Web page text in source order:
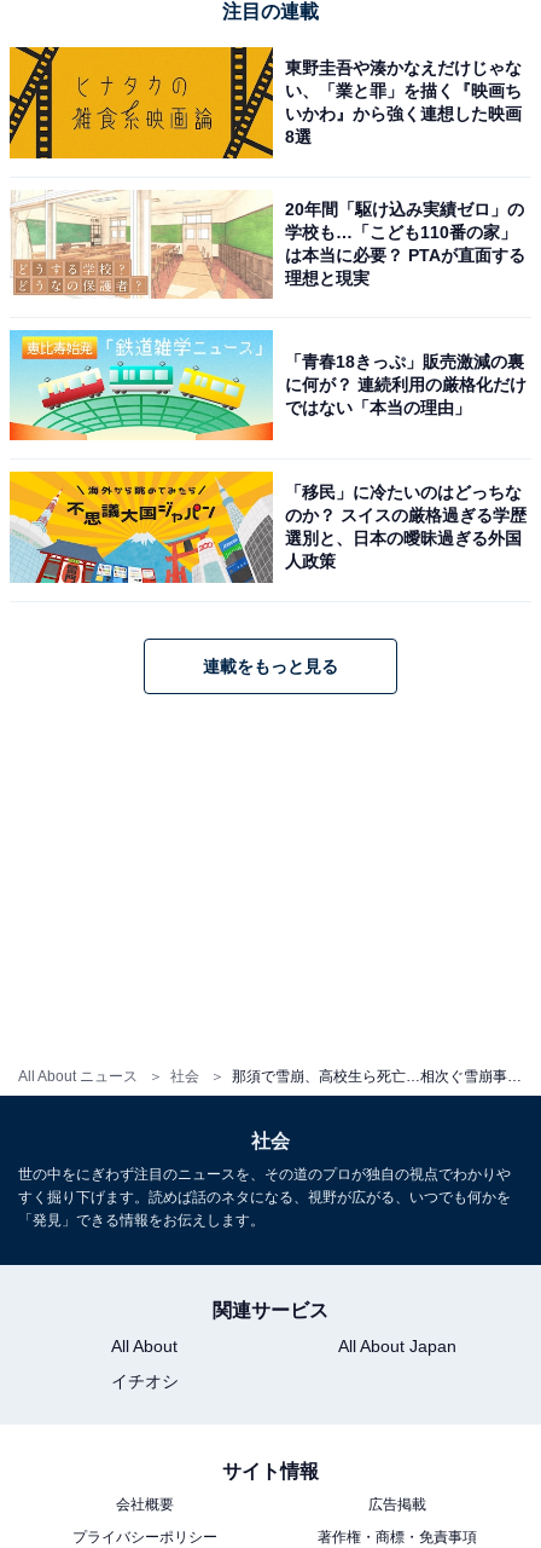
All About ニュース 社会
スキー場で雪崩事故は発生するものなのか
とっては常識的なことだが、こうした知識がないスキー
ヤーやスノーボーダーが被害に遭いやすいのだという。
はほとんど可能性がなく（ゼロではない）、ゲレンデ内
での雪崩事故は滑走禁止エリアに指定されたところを越
えたところで発生しているという。近年、バックカント
止区域や危険エリアに指定された場所で行う人が後を絶
たないことは問題だと和田氏は指摘している。
と
無圧雪エリア（パウダーゾーン）に入る場合は、出来れ
ばプロの地元ガイドをつけて滑ること
最も安全なのは無圧雪エリア（パウダーゾーン）などに
近づかないこと
雪庇（せっぴ・雪の張り出し）は雪崩の前兆となるの
注目の連載
東野圭吾や湊かなえだけじゃな
い、「業と罪」を描く『映画ち
いかわ』から強く連想した映画
8選
20年間「駆け込み実績ゼロ」の
学校も…「こども110番の家」
は本当に必要？ PTAが直面する
理想と現実
「青春18きっぷ」販売激減の裏
に何が？ 連続利用の厳格化だけ
ではない「本当の理由」
「移民」に冷たいのはどっちな
のか？ スイスの厳格過ぎる学歴
選別と、日本の曖昧過ぎる外国
人政策
連載をもっと見る
社会
世の中をにぎわず注目のニュースを、その道のプロが独自の視点でわかりや
すく掘り下げます。読めば話のネタになる、視野が広がる、いつでも何かを
「発見」できる情報をお伝えします。
関連サービス
All About
All About Japan
イチオシ
サイト情報
会社概要
広告掲載
プライバシーポリシー
著作権・商標・免責事項